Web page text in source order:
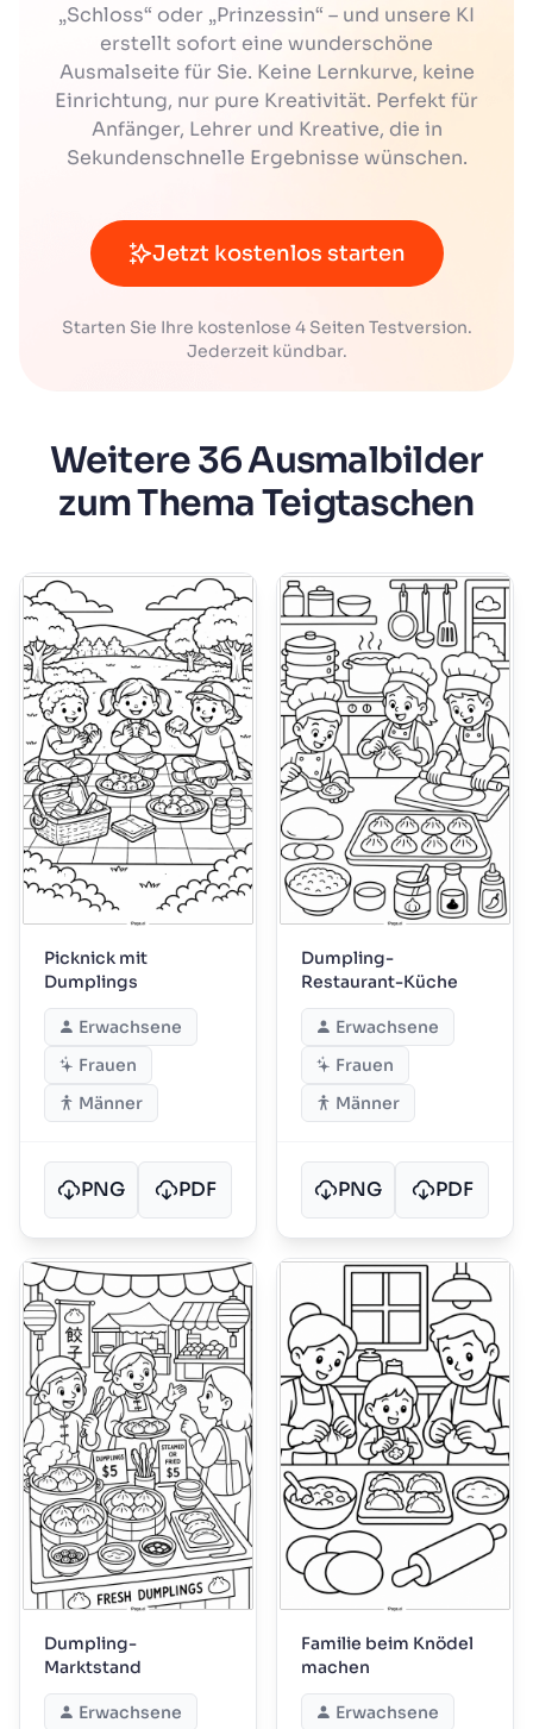
„Schloss“ oder „Prinzessin“ – und unsere KI
erstellt sofort eine wunderschöne
Ausmalseite für Sie. Keine Lernkurve, keine
Einrichtung, nur pure Kreativität. Perfekt für
Anfänger, Lehrer und Kreative, die in
Sekundenschnelle Ergebnisse wünschen.
Jetzt kostenlos starten
Starten Sie Ihre kostenlose 4 Seiten Testversion.
Jederzeit kündbar.
Weitere 36 Ausmalbilder
zum Thema Teigtaschen
Picknick mit
Dumplings
Erwachsene
Frauen
Männer
PNG PDF
Dumpling-
Restaurant-Küche
Erwachsene
Frauen
Männer
PNG PDF
Dumpling-
Marktstand
Erwachsene
Familie beim Knödel
machen
Erwachsene